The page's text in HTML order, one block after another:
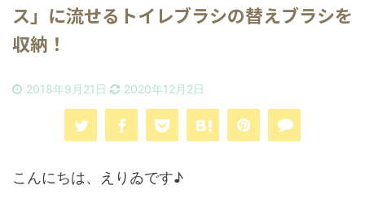
ス」に流せるトイレブラシの替えブラシを
収納！
2018年9月21日 2020年12月2日
こんにちは、えりゐです♪